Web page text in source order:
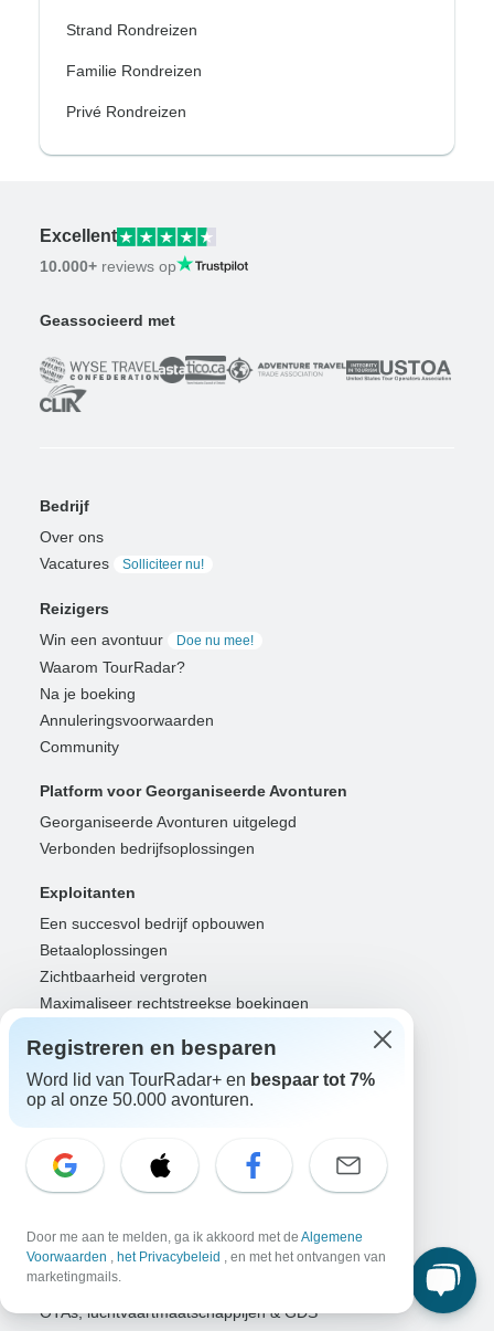
Strand Rondreizen
Familie Rondreizen
Privé Rondreizen
Excellent
10.000+ reviews op
Geassocieerd met
Bedrijf
Over ons
Vacatures
Solliciteer nu!
Reizigers
Win een avontuur
Doe nu mee!
Waarom TourRadar?
Na je boeking
Annuleringsvoorwaarden
Community
Platform voor Georganiseerde Avonturen
Georganiseerde Avonturen uitgelegd
Verbonden bedrijfsoplossingen
Exploitanten
Een succesvol bedrijf opbouwen
Betaaloplossingen
Zichtbaarheid vergroten
Maximaliseer rechtstreekse boekingen
Reisleiders
Reisleider van het Jaar
Login voor reisleiders
Reisbureaus
RISE: Affiliates & makers
DMO's & marketeers
OTAs, luchtvaartmaatschappijen & GDS
Registreren en besparen
Word lid van TourRadar+ en bespaar tot 7%
op al onze 50.000 avonturen.
Door me aan te melden, ga ik akkoord met de Algemene
Voorwaarden , het Privacybeleid , en met het ontvangen van
marketingmails.